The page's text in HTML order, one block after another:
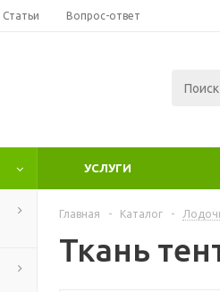
Статьи Вопрос-ответ
УСЛУГИ
Главная - Каталог -
Ткань